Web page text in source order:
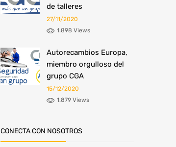
de talleres
27/11/2020
1.898 Views
Autorecambios Europa,
miembro orgulloso del
grupo CGA
15/12/2020
1.879 Views
CONECTA CON NOSOTROS